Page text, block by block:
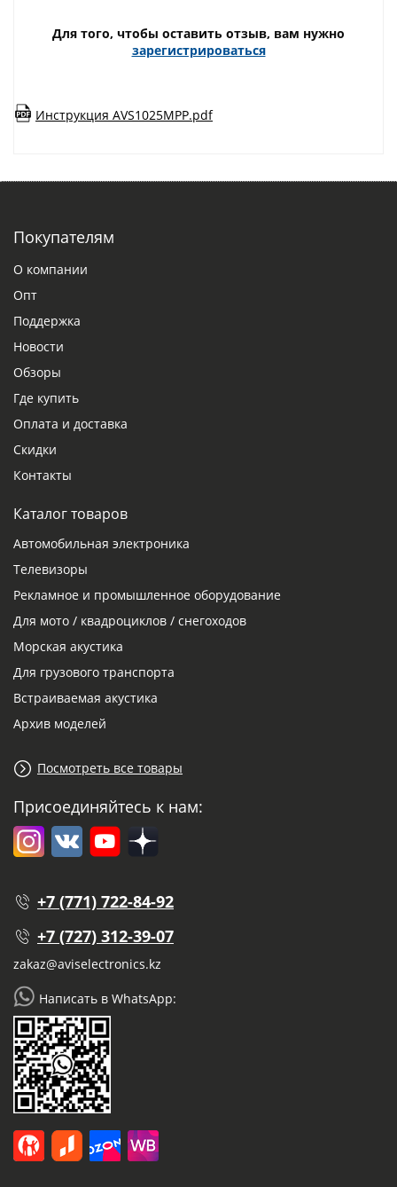
Для того, чтобы оставить отзыв, вам нужно
зарегистрироваться
Инструкция AVS1025MPP.pdf
Покупателям
О компании
Опт
Поддержка
Новости
Обзоры
Где купить
Оплата и доставка
Скидки
Контакты
Каталог товаров
Автомобильная электроника
Телевизоры
Рекламное и промышленное оборудование
Для мото / квадроциклов / снегоходов
Морская акустика
Для грузового транспорта
Встраиваемая акустика
Архив моделей
Посмотреть все товары
Присоединяйтесь к нам:
+7 (771) 722-84-92
+7 (727) 312-39-07
zakaz@aviselectronics.kz
Написать в WhatsApp: